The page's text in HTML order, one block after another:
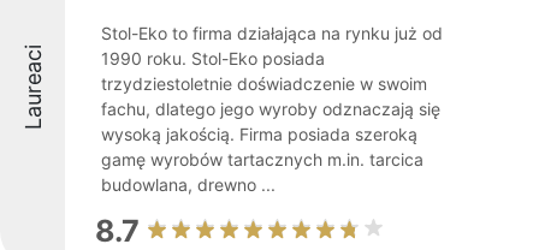
Laureaci
Stol-Eko to firma działająca na rynku już od
1990 roku. Stol-Eko posiada
trzydziestoletnie doświadczenie w swoim
fachu, dlatego jego wyroby odznaczają się
wysoką jakością. Firma posiada szeroką
gamę wyrobów tartacznych m.in. tarcica
budowlana, drewno ...
8.7